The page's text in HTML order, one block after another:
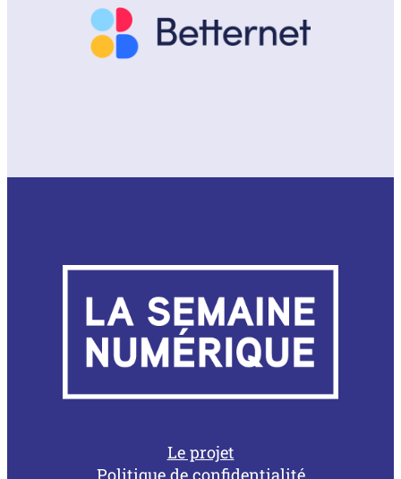
Le projet
Politique de confidentialité